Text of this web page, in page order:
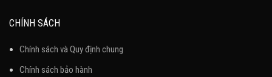
CHÍNH SÁCH
Chính sách và Quy định chung
Chính sách bảo hành